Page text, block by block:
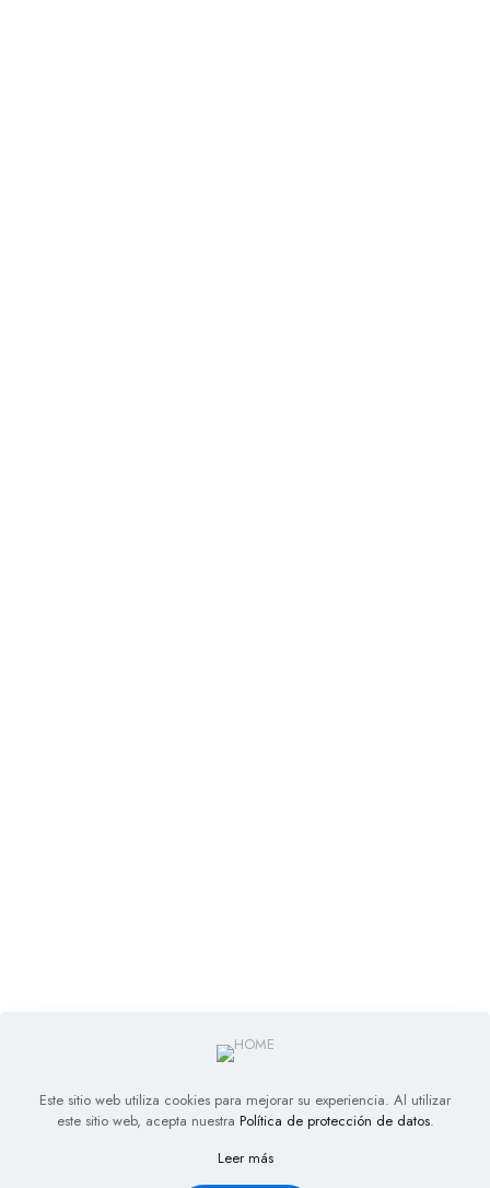
Este sitio web utiliza cookies para mejorar su experiencia. Al utilizar
este sitio web, acepta nuestra Política de protección de datos.
Leer más